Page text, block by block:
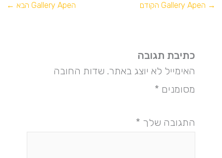
→ הGallery Ape הקודם הGallery Ape הבא ←
כתיבת תגובה
האימייל לא יוצג באתר. שדות החובה
מסומנים *
התגובה שלך *